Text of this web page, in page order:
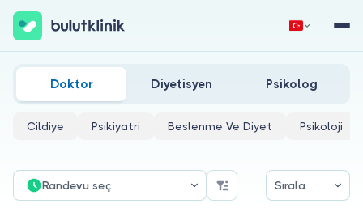
Hemen Kaydol Giriş Yap
Isparta Perinatoloji Doktorları
Doktor Diyetisyen Psikolog
Cildiye Psikiyatri Beslenme Ve Diyet Psikoloji
Randevu seç Sırala